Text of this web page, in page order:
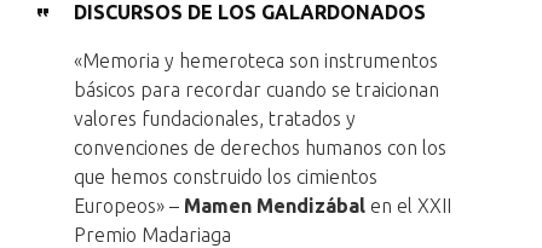
DISCURSOS DE LOS GALARDONADOS
«Memoria y hemeroteca son instrumentos
básicos para recordar cuando se traicionan
valores fundacionales, tratados y
convenciones de derechos humanos con los
que hemos construido los cimientos
Europeos» – Mamen Mendizábalen el XXII
Premio Madariaga